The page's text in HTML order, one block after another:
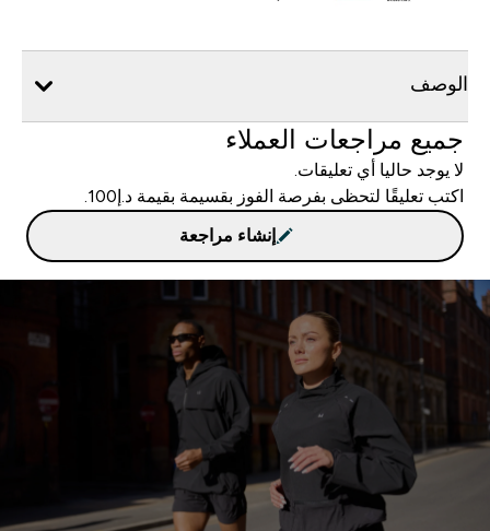
الوصف
جميع مراجعات العملاء
لا يوجد حاليا أي تعليقات.
اكتب تعليقًا لتحظى بفرصة الفوز بقسيمة بقيمة د.إ100.
إنشاء مراجعة